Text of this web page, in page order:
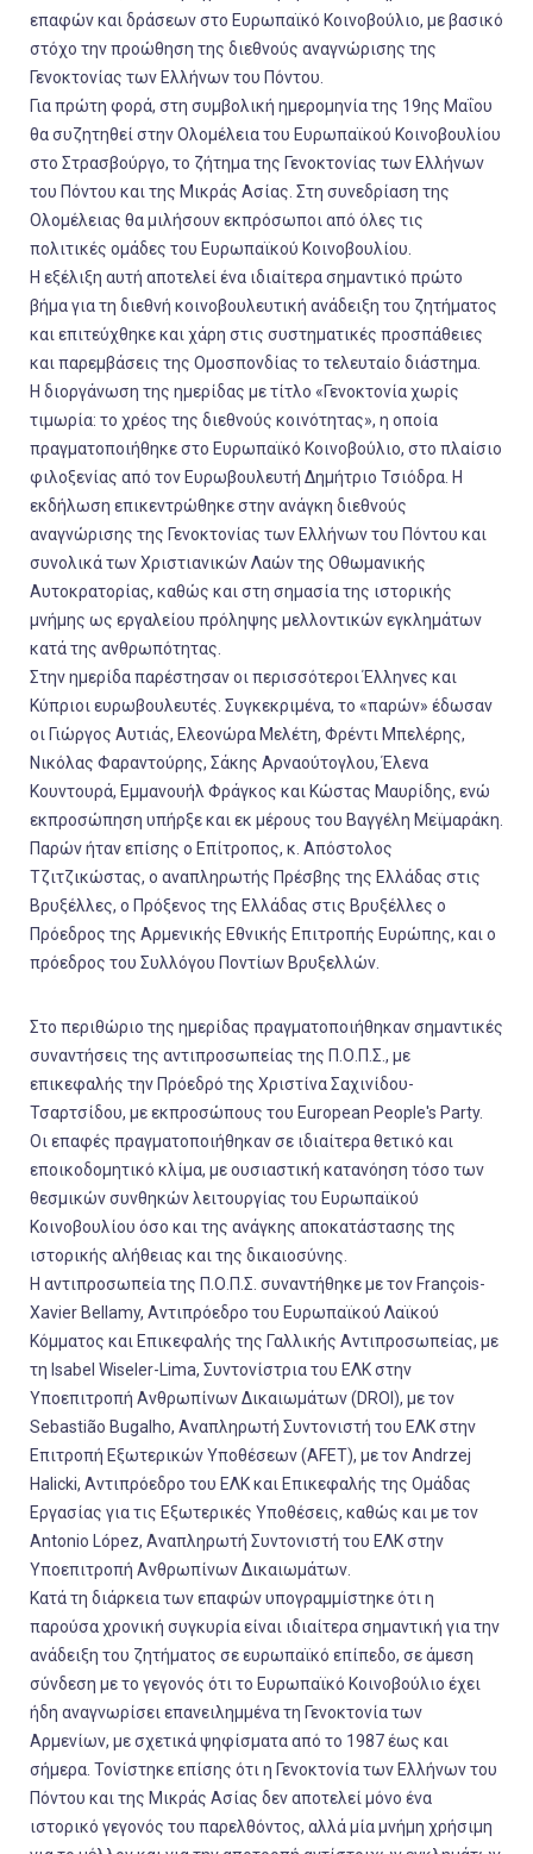
επαφών και δράσεων στο Ευρωπαϊκό Κοινοβούλιο, με βασικό
στόχο την προώθηση της διεθνούς αναγνώρισης της
Γενοκτονίας των Ελλήνων του Πόντου.
Για πρώτη φορά, στη συμβολική ημερομηνία της 19ης Μαΐου
θα συζητηθεί στην Ολομέλεια του Ευρωπαϊκού Κοινοβουλίου
στο Στρασβούργο, το ζήτημα της Γενοκτονίας των Ελλήνων
του Πόντου και της Μικράς Ασίας. Στη συνεδρίαση της
Ολομέλειας θα μιλήσουν εκπρόσωποι από όλες τις
πολιτικές ομάδες του Ευρωπαϊκού Κοινοβουλίου.
Η εξέλιξη αυτή αποτελεί ένα ιδιαίτερα σημαντικό πρώτο
βήμα για τη διεθνή κοινοβουλευτική ανάδειξη του ζητήματος
και επιτεύχθηκε και χάρη στις συστηματικές προσπάθειες
και παρεμβάσεις της Ομοσπονδίας το τελευταίο διάστημα.
Η διοργάνωση της ημερίδας με τίτλο «Γενοκτονία χωρίς
τιμωρία: το χρέος της διεθνούς κοινότητας», η οποία
πραγματοποιήθηκε στο Ευρωπαϊκό Κοινοβούλιο, στο πλαίσιο
φιλοξενίας από τον Ευρωβουλευτή Δημήτριο Τσιόδρα. Η
εκδήλωση επικεντρώθηκε στην ανάγκη διεθνούς
αναγνώρισης της Γενοκτονίας των Ελλήνων του Πόντου και
συνολικά των Χριστιανικών Λαών της Οθωμανικής
Αυτοκρατορίας, καθώς και στη σημασία της ιστορικής
μνήμης ως εργαλείου πρόληψης μελλοντικών εγκλημάτων
κατά της ανθρωπότητας.
Στην ημερίδα παρέστησαν οι περισσότεροι Έλληνες και
Κύπριοι ευρωβουλευτές. Συγκεκριμένα, το «παρών» έδωσαν
οι Γιώργος Αυτιάς, Ελεονώρα Μελέτη, Φρέντι Μπελέρης,
Νικόλας Φαραντούρης, Σάκης Αρναούτογλου, Έλενα
Κουντουρά, Εμμανουήλ Φράγκος και Κώστας Μαυρίδης, ενώ
εκπροσώπηση υπήρξε και εκ μέρους του Βαγγέλη Μεϊμαράκη.
Παρών ήταν επίσης ο Επίτροπος, κ. Απόστολος
Τζιτζικώστας, ο αναπληρωτής Πρέσβης της Ελλάδας στις
Βρυξέλλες, ο Πρόξενος της Ελλάδας στις Βρυξέλλες ο
Πρόεδρος της Αρμενικής Εθνικής Επιτροπής Ευρώπης, και ο
πρόεδρος του Συλλόγου Ποντίων Βρυξελλών.
Στο περιθώριο της ημερίδας πραγματοποιήθηκαν σημαντικές
συναντήσεις της αντιπροσωπείας της Π.Ο.Π.Σ., με
επικεφαλής την Πρόεδρό της Χριστίνα Σαχινίδου-
Τσαρτσίδου, με εκπροσώπους του European People's Party.
Οι επαφές πραγματοποιήθηκαν σε ιδιαίτερα θετικό και
εποικοδομητικό κλίμα, με ουσιαστική κατανόηση τόσο των
θεσμικών συνθηκών λειτουργίας του Ευρωπαϊκού
Κοινοβουλίου όσο και της ανάγκης αποκατάστασης της
ιστορικής αλήθειας και της δικαιοσύνης.
Η αντιπροσωπεία της Π.Ο.Π.Σ. συναντήθηκε με τον François-
Xavier Bellamy, Αντιπρόεδρο του Ευρωπαϊκού Λαϊκού
Κόμματος και Επικεφαλής της Γαλλικής Αντιπροσωπείας, με
τη Isabel Wiseler-Lima, Συντονίστρια του ΕΛΚ στην
Υποεπιτροπή Ανθρωπίνων Δικαιωμάτων (DROI), με τον
Sebastião Bugalho, Αναπληρωτή Συντονιστή του ΕΛΚ στην
Επιτροπή Εξωτερικών Υποθέσεων (AFET), με τον Andrzej
Halicki, Αντιπρόεδρο του ΕΛΚ και Επικεφαλής της Ομάδας
Εργασίας για τις Εξωτερικές Υποθέσεις, καθώς και με τον
Antonio López, Αναπληρωτή Συντονιστή του ΕΛΚ στην
Υποεπιτροπή Ανθρωπίνων Δικαιωμάτων.
Κατά τη διάρκεια των επαφών υπογραμμίστηκε ότι η
παρούσα χρονική συγκυρία είναι ιδιαίτερα σημαντική για την
ανάδειξη του ζητήματος σε ευρωπαϊκό επίπεδο, σε άμεση
σύνδεση με το γεγονός ότι το Ευρωπαϊκό Κοινοβούλιο έχει
ήδη αναγνωρίσει επανειλημμένα τη Γενοκτονία των
Αρμενίων, με σχετικά ψηφίσματα από το 1987 έως και
σήμερα. Τονίστηκε επίσης ότι η Γενοκτονία των Ελλήνων του
Πόντου και της Μικράς Ασίας δεν αποτελεί μόνο ένα
ιστορικό γεγονός του παρελθόντος, αλλά μία μνήμη χρήσιμη